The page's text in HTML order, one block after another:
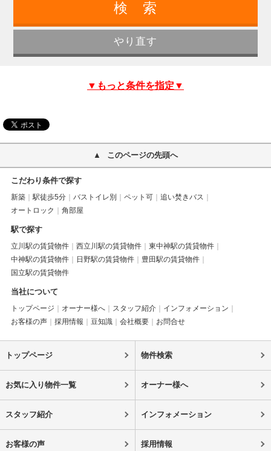
▼もっと条件を指定▼
このページの先頭へ
こだわり条件で探す
新築 駅徒歩5分 バストイレ別 ペット可
追い焚きバス
オートロック
角部屋
駅で探す
立川駅の賃貸物件 西立川駅の賃貸物件
東中神駅の賃貸物件
中神駅の賃貸物件
日野駅の賃貸物件
豊田駅の賃貸物件
国立駅の賃貸物件
当社について
トップページ オーナー様へ スタッフ紹介
インフォメーション
お客様の声
採用情報 豆知識 会社概要 お問合せ
トップページ 物件検索
お気に入り物件一覧 オーナー様へ
スタッフ紹介 インフォメーション
お客様の声 採用情報